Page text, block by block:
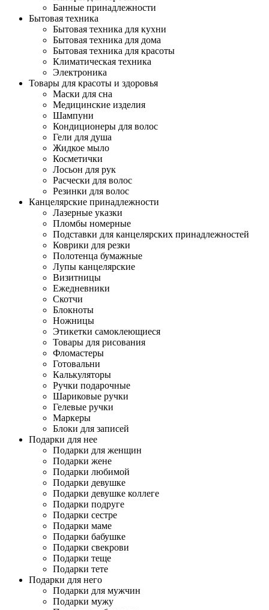
Банные принадлежности
Бытовая техника
Бытовая техника для кухни
Бытовая техника для дома
Бытовая техника для красоты
Климатическая техника
Электроника
Товары для красоты и здоровья
Маски для сна
Медицинские изделия
Шампуни
Кондиционеры для волос
Гели для душа
Жидкое мыло
Косметички
Лосьон для рук
Расчески для волос
Резинки для волос
Канцелярские принадлежности
Лазерные указки
Пломбы номерные
Подставки для канцелярских принадлежностей
Коврики для резки
Полотенца бумажные
Лупы канцелярские
Визитницы
Ежедневники
Скотчи
Блокноты
Ножницы
Этикетки самоклеющиеся
Товары для рисования
Фломастеры
Готовальни
Калькуляторы
Ручки подарочные
Шариковые ручки
Гелевые ручки
Маркеры
Блоки для записей
Подарки для нее
Подарки для женщин
Подарки жене
Подарки любимой
Подарки девушке
Подарки девушке коллеге
Подарки подруге
Подарки сестре
Подарки маме
Подарки бабушке
Подарки свекрови
Подарки теще
Подарки тете
Подарки для него
Подарки для мужчин
Подарки мужу